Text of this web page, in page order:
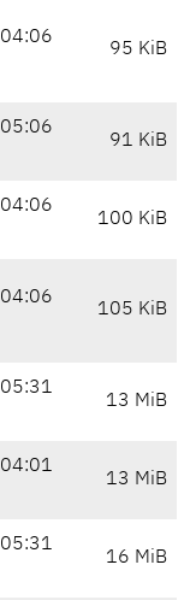
95 KiB
91 KiB
100 KiB
105 KiB
13 MiB
13 MiB
16 MiB